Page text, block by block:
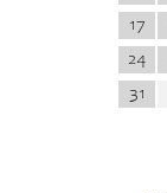
17
24
31